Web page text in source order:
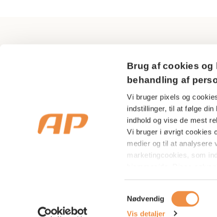
Brug af cookies
behandling af
Vi bruger pixels og
indstillinger, til at følge
indhold og vise de mest
Vi bruger i øvrigt cookies
medier og til at
marketingcookies, som
på at vise dig relevante
markedsføring. Du kan
specifikke typer af
Samtykkevalg
Nødvendig
Vis detaljer
AP Pension
Sundkrogsgade 29
2150 Nordhavn
CVR nr 18 53 08 99